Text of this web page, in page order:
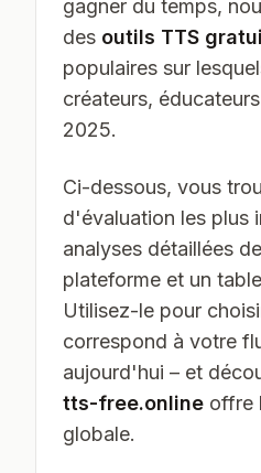
gagner du temps,
des outils TTS
populaires sur
créateurs,
2025.
Ci-dessous, vous
d'évaluation les plus
analyses détaillées
plateforme et un
Utilisez-le pour
correspond à votre
aujourd'hui – et
tts-free.online offre
globale.